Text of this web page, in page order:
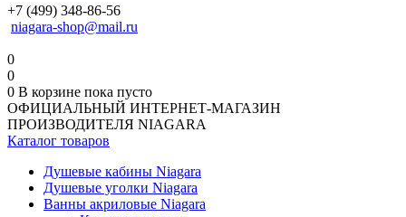
+7 (499) 348-86-56
niagara-shop@mail.ru
0
0
0 В корзине пока пусто
ОФИЦИАЛЬНЫЙ ИНТЕРНЕТ-МАГАЗИН
ПРОИЗВОДИТЕЛЯ NIAGARA
Каталог товаров
Душевые кабины Niagara
Душевые уголки Niagara
Ванны акриловые Niagara